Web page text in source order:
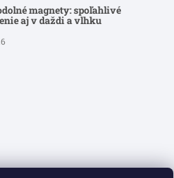
magnety: spoľahlivé
aj v daždi a vlhku